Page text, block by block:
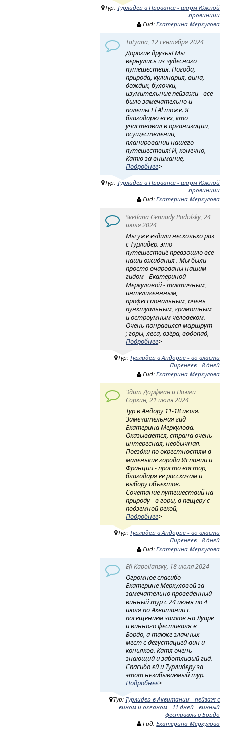
Тур: Турлидер в Провансе - шарм Южной
провинции
Гид:Екатерина Меркулова
Tatyana, 12 сентября 2024
Дорогие друзья! Мы
вернулись из чудесного
путешествия. Погода,
природа, кулинария, вина,
дождик, булочки,
изумительные пейзажи - все
было замечательно и
полеты El Al тоже. Я
благодарю всех, кто
участвовал в организации,
осуществлении,
планировании нашего
путешествия! И, конечно,
Катю за внимание,
Подробнее>
Тур: Турлидер в Провансе - шарм Южной
провинции
Гид:Екатерина Меркулова
Svetlana Gennady Podolsky, 24
июля 2024
Мы уже ездили несколько раз
с Турлидер. это
путешествиё превзошло все
наши ожидания . Мы были
просто очарованы нашим
гидом - Екатериной
Меркуловой - тактичным,
интелигеннным,
профессиональным, очень
пунктуальным, грамотным
и остроумным человеком.
Очень понравился маршрут
; горы, леса, озёра, водопад,
Подробнее>
Тур: Турлидер в Андорре - во власти
Пиренеев - 8 дней
Гид:Екатерина Меркулова
Эдит Дорфман и Ноэми
Соркин, 21 июля 2024
Тур в Андору 11-18 июля.
Замечательная гид
Екатерина Меркулова.
Оказывается, страна очень
интересная, необычная.
Поездки по окрестностям в
маленькие города Испании и
Франции - просто востор,
благодаря её рассказам и
выбору объектов.
Сочетание путешествий на
природу - в горы, в пещеру с
подземной рекой,
Подробнее>
Тур: Турлидер в Андорре - во власти
Пиренеев - 8 дней
Гид:Екатерина Меркулова
Efi Kapoliansky, 18 июля 2024
Огромное спасибо
Екатерине Меркуловой за
замечательно проведенный
винный тур с 24 июня по 4
июля по Аквитании с
посещением замков на Луаре
и винного фестиваля в
Бордо, а также злачных
мест с дегустацией вин и
коньяков. Катя очень
знающий и заботливый гид.
Спасибо ей и Турлидеру за
этот незабываемый тур.
Подробнее>
Тур: Турлидер в Аквитании - пейзаж с
вином и океаном - 11 дней - винный
фестиваль в Бордо
Гид:Екатерина Меркулова